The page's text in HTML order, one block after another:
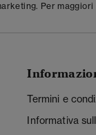
Per
Termini e
Informativa